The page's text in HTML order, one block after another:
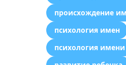
происхождение
психология имен
психология имени